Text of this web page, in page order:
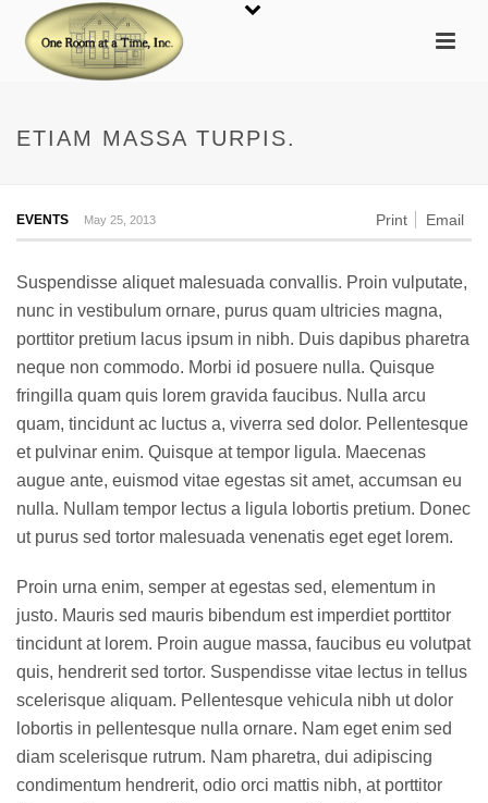
ETIAM MASSA TURPIS.
Print Email
EVENTS May 25, 2013
Suspendisse aliquet malesuada convallis. Proin vulputate,
nunc in vestibulum ornare, purus quam ultricies magna,
porttitor pretium lacus ipsum in nibh. Duis dapibus pharetra
neque non commodo. Morbi id posuere nulla. Quisque
fringilla quam quis lorem gravida faucibus. Nulla arcu
quam, tincidunt ac luctus a, viverra sed dolor. Pellentesque
et pulvinar enim. Quisque at tempor ligula. Maecenas
augue ante, euismod vitae egestas sit amet, accumsan eu
nulla. Nullam tempor lectus a ligula lobortis pretium. Donec
ut purus sed tortor malesuada venenatis eget eget lorem.
Proin urna enim, semper at egestas sed, elementum in
justo. Mauris sed mauris bibendum est imperdiet porttitor
tincidunt at lorem. Proin augue massa, faucibus eu volutpat
quis, hendrerit sed tortor. Suspendisse vitae lectus in tellus
scelerisque aliquam. Pellentesque vehicula nibh ut dolor
lobortis in pellentesque nulla ornare. Nam eget enim sed
diam scelerisque rutrum. Nam pharetra, dui adipiscing
condimentum hendrerit, odio orci mattis nibh, at porttitor